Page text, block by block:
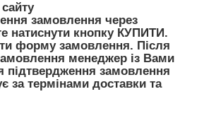
замовлення через
натиснути кнопку КУПИТИ.
форму замовлення. Після
менеджер із Вами
підтвердження замовлення
за термінами доставки та